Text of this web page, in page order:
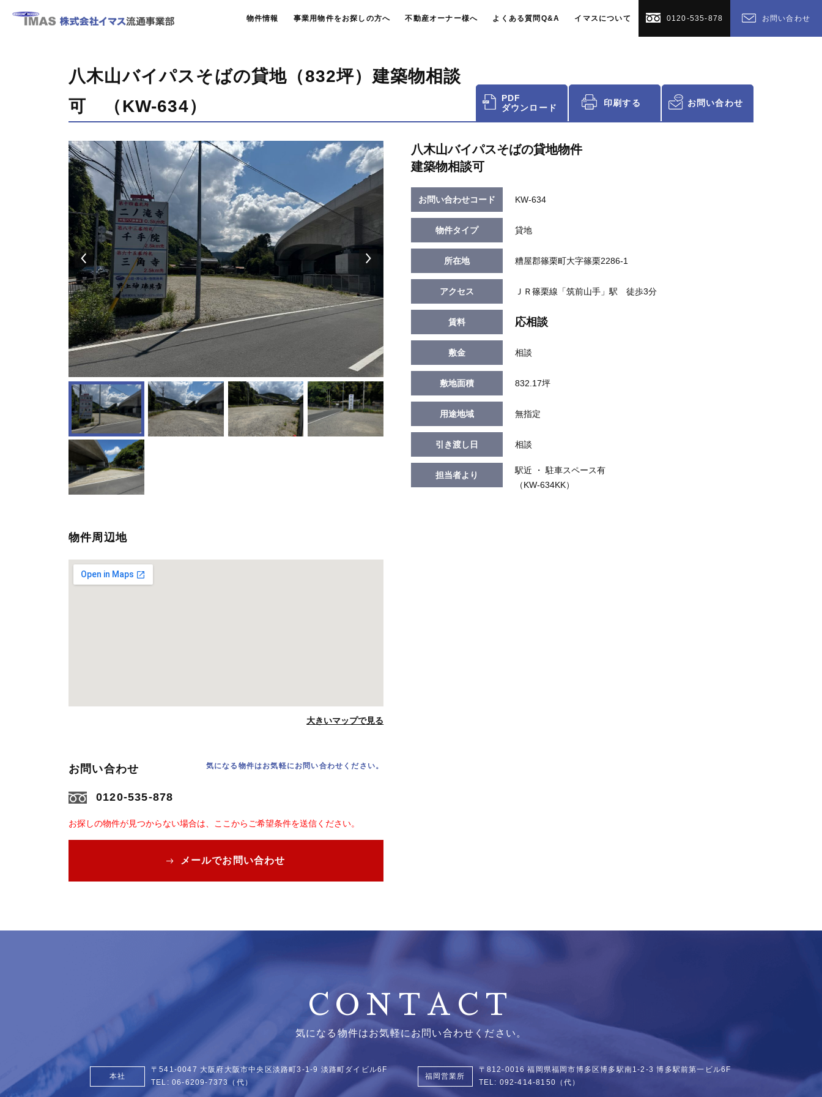
物件情報 事業用物件をお探しの方へ 不動産オーナー様へ よくある質問Q&A イマスについて 0120-535-878 お問い合わせ
八木山バイパスそばの貸地（832坪）建築物相談
可 （KW-634）
PDF
ダウンロード
印刷する お問い合わせ
物件周辺地
大きいマップで見る
お問い合わせ 気になる物件はお気軽にお問い合わせください。
0120-535-878
お探しの物件が見つからない場合は、ここからご希望条件を送信ください。
メールでお問い合わせ
八木山バイパスそばの貸地物件
建築物相談可
お問い合わせコード KW-634
物件タイプ 貸地
所在地 糟屋郡篠栗町大字篠栗2286-1
アクセス ＪＲ篠栗線「筑前山手」駅 徒歩3分
賃料 応相談
敷金 相談
敷地面積 832.17坪
用途地域 無指定
引き渡し日 相談
担当者より
駅近 ・ 駐車スペース有
（KW-634KK）
CONTACT
気になる物件はお気軽にお問い合わせください。
本社
〒541-0047 大阪府大阪市中央区淡路町3-1-9 淡路町ダイビル6F
TEL: 06-6209-7373 （代）
福岡営業所
〒812-0016 福岡県福岡市博多区博多駅南1-2-3博多駅前第一ビル6F
TEL: 092-414-8150 （代）